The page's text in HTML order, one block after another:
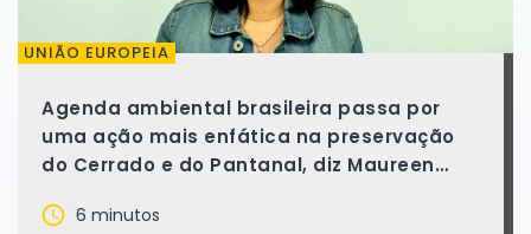
UNIÃO EUROPEIA
Agenda ambiental brasileira passa por
uma ação mais enfática na preservação
do Cerrado e do Pantanal, diz Maureen
6 minutos